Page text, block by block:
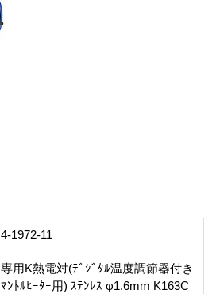
4-1972-11
専用K熱電対(ﾃﾞｼﾞﾀﾙ温度調節器付き
ﾏﾝﾄﾙﾋｰﾀｰ用) ｽﾃﾝﾚｽ φ1.6mm K163C